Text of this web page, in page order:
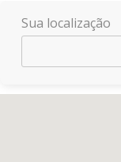
Sua localização